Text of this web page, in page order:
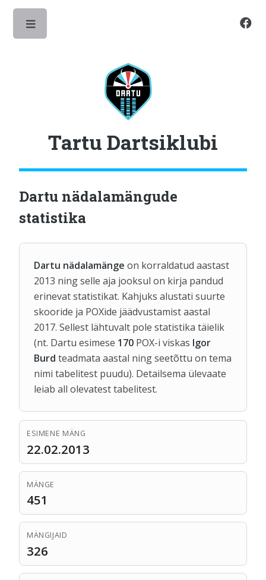
Tartu Dartsiklubi
Dartu nädalamängude
statistika
Dartu nädalamänge on korraldatud aastast
2013 ning selle aja jooksul on kirja pandud
erinevat statistikat. Kahjuks alustati suurte
skooride ja POXide jäädvustamist aastal
2017. Sellest lähtuvalt pole statistika täielik
(nt. Dartu esimese 170 POX-i viskas Igor
Burd teadmata aastal ning seetõttu on tema
nimi tabelitest puudu). Detailsema ülevaate
leiab all olevatest tabelitest.
ESIMENE MÄNG
22.02.2013
MÄNGE
451
MÄNGIJAID
326